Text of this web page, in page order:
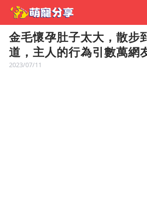
金毛懷孕肚子太大，散步
道，主人的行為引數萬網
2023/07/11